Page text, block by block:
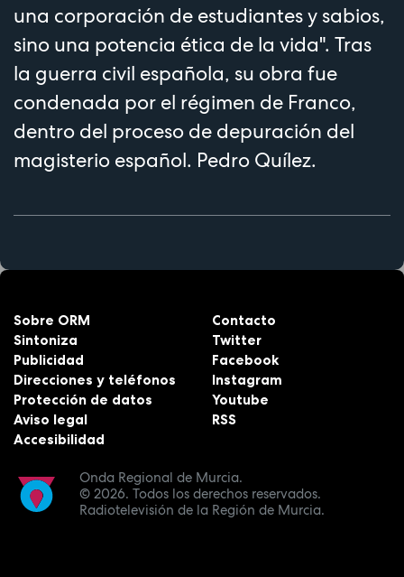
una corporación de estudiantes y sabios,
sino una potencia ética de la vida". Tras
la guerra civil española, su obra fue
condenada por el régimen de Franco,
dentro del proceso de depuración del
magisterio español. Pedro Quílez.
Onda Regional de Murcia.
© 2026. Todos los derechos reservados.
Radiotelevisión de la Región de Murcia.
Sobre ORM
Sintoniza
Publicidad
Direcciones y teléfonos
Protección de datos
Aviso legal
Accesibilidad
Contacto
Twitter
Facebook
Instagram
Youtube
RSS